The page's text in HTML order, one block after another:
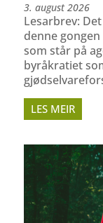
3. august 2026
Lesarbrev:
denne
som står på
byråkratiet
LES MEIR